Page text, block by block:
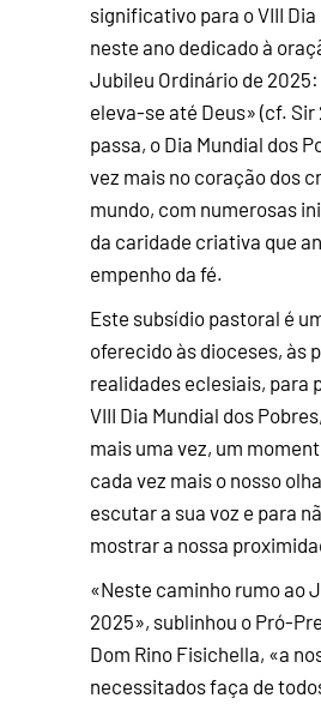
significativo para o VIII
neste ano dedicado à
Jubileu Ordinário de
eleva-se até Deus» (cf. Sir
passa, o Dia Mundial dos
vez mais no coração dos
mundo, com numerosas
da caridade criativa que
empenho da fé.
Este subsídio pastoral é
oferecido às dioceses, às
realidades eclesiais, para
VIII Dia Mundial dos
mais uma vez, um
cada vez mais o nosso
escutar a sua voz e para
mostrar a nossa
«Neste caminho rumo ao
2025», sublinhou o Pró-
Dom Rino Fisichella, «a
necessitados faça de